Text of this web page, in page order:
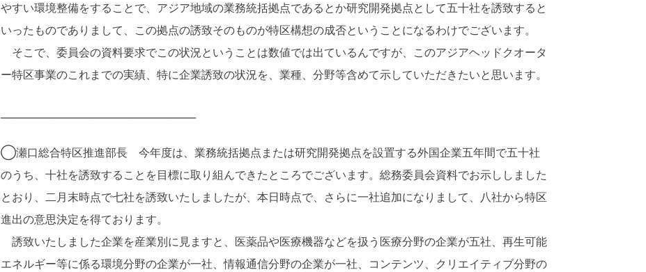
やすい環境整備をすることで、アジア地域の業務統括拠点であるとか研究開発拠点として五十社を誘致すると
いったものでありまして、この拠点の誘致そのものが特区構想の成否ということになるわけでございます。
そこで、委員会の資料要求でこの状況ということは数値では出ているんですが、このアジアヘッドクオータ
ー特区事業のこれまでの実績、特に企業誘致の状況を、業種、分野等含めて示していただきたいと思います。
◯瀬口総合特区推進部長 今年度は、業務統括拠点または研究開発拠点を設置する外国企業五年間で五十社
のうち、十社を誘致することを目標に取り組んできたところでございます。総務委員会資料でお示ししました
とおり、二月末時点で七社を誘致いたしましたが、本日時点で、さらに一社追加になりまして、八社から特区
進出の意思決定を得ております。
誘致いたしました企業を産業別に見ますと、医薬品や医療機器などを扱う医療分野の企業が五社、再生可能
エネルギー等に係る環境分野の企業が一社、情報通信分野の企業が一社、コンテンツ、クリエイティブ分野の